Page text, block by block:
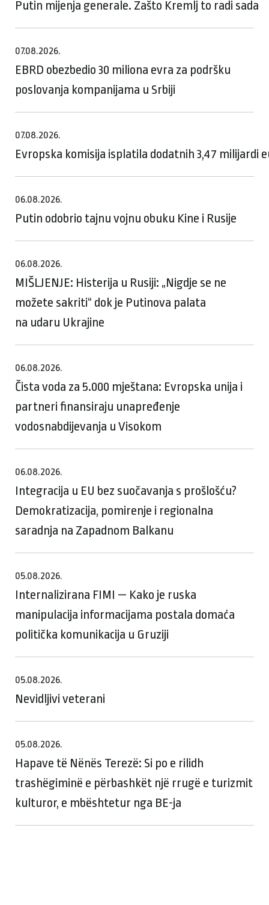
Putin mijenja generale. Zašto Kremlj to radi sada
07.08.2026.
EBRD obezbedio 30 miliona evra za podršku
poslovanja kompanijama u Srbiji
07.08.2026.
Evropska komisija isplatila dodatnih 3,47 milijardi
06.08.2026.
Putin odobrio tajnu vojnu obuku Kine i Rusije
06.08.2026.
MIŠLJENJE: Histerija u Rusiji: „Nigdje se ne
možete sakriti“ dok je Putinova palata
na udaru Ukrajine
06.08.2026.
Čista voda za 5.000 mještana: Evropska unija i
partneri finansiraju unapređenje
vodosnabdijevanja u Visokom
06.08.2026.
Integracija u EU bez suočavanja s prošlošću?
Demokratizacija, pomirenje i regionalna
saradnja na Zapadnom Balkanu
05.08.2026.
Internalizirana FIMI — Kako je ruska
manipulacija informacijama postala domaća
politička komunikacija u Gruziji
05.08.2026.
Nevidljivi veterani
05.08.2026.
Hapave të Nënës Terezë: Si po e rilidh
trashëgiminë e përbashkët një rrugë e turizmit
kulturor, e mbështetur nga BE-ja